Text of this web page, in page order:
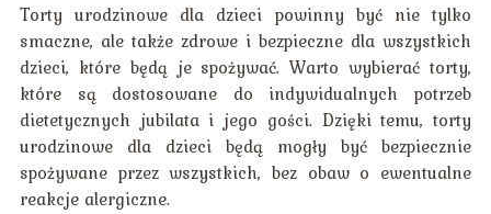
Torty urodzinowe dla dzieci powinny być nie tylko
smaczne, ale także zdrowe i bezpieczne dla wszystkich
dzieci, które będą je spożywać. Warto wybierać torty,
które są dostosowane do indywidualnych potrzeb
dietetycznych jubilata i jego gości. Dzięki temu, torty
urodzinowe dla dzieci będą mogły być bezpiecznie
spożywane przez wszystkich, bez obaw o ewentualne
reakcje alergiczne.